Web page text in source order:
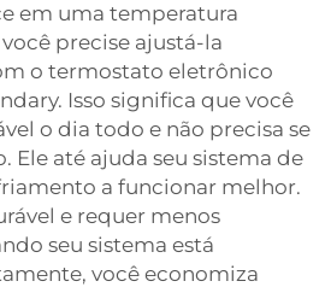
em uma temperatura
precise ajustá-la
o termostato eletrônico
Isso significa que você
o dia todo e não precisa se
Ele até ajuda seu sistema de
a funcionar melhor.
e requer menos
seu sistema está
você economiza